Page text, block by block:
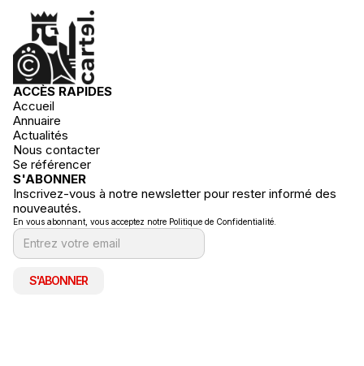
ACCÈS RAPIDES
Accueil
Annuaire
Actualités
Nous contacter
Se référencer
S'ABONNER
Inscrivez-vous à notre newsletter pour rester informé des
nouveautés.
En vous abonnant, vous acceptez notre Politique de Confidentialité.